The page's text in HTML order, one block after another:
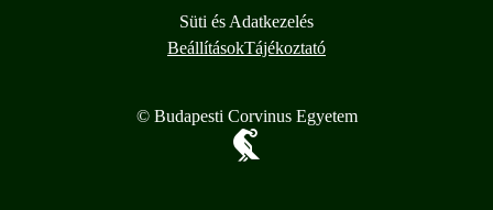
Süti és Adatkezelés
BeállításokTájékoztató
© Budapesti Corvinus Egyetem